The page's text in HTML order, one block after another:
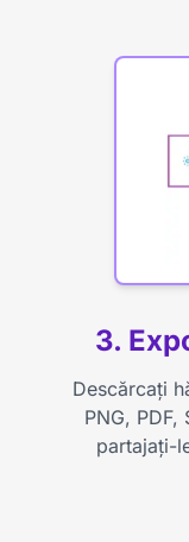
3.
Descărcați
PNG, PDF,
partajați-